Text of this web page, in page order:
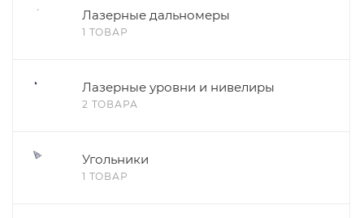
Лазерные дальномеры
1 ТОВАР
Лазерные уровни и нивелиры
2 ТОВАРА
Угольники
1 ТОВАР